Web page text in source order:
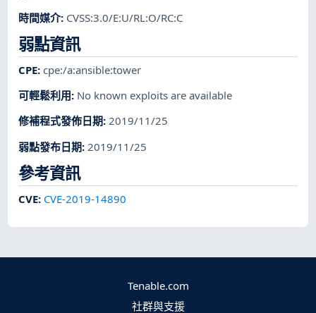
時間媒介: CVSS:3.0/E:U/RL:O/RC:C
弱點資訊
CPE:cpe:/a:ansible:tower
可輕鬆利用: No known exploits are available
修補程式發佈日期:2019/11/25
弱點發布日期: 2019/11/25
參考資訊
CVE: CVE-2019-14890
Tenable.com
社群與支援